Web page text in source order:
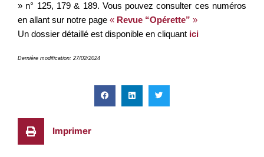
» n° 125, 179 & 189. Vous pouvez consulter ces numéros
en allant sur notre page « Revue “Opérette” »
Un dossier détaillé est disponible en cliquant ici
Dernière modification: 27/02/2024
Imprimer